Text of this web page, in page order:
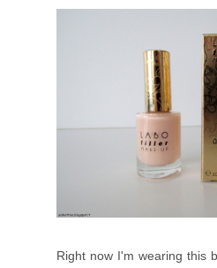
Right now I'm wearing this